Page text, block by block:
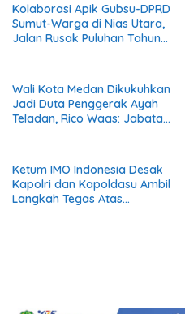
Kolaborasi Apik Gubsu-DPRD
Sumut-Warga di Nias Utara,
Jalan Rusak Puluhan Tahun
Wali Kota Medan Dikukuhkan
Jadi Duta Penggerak Ayah
Teladan, Rico Waas: Jabatan
Ketum IMO Indonesia Desak
Kapolri dan Kapoldasu Ambil
Langkah Tegas Atas